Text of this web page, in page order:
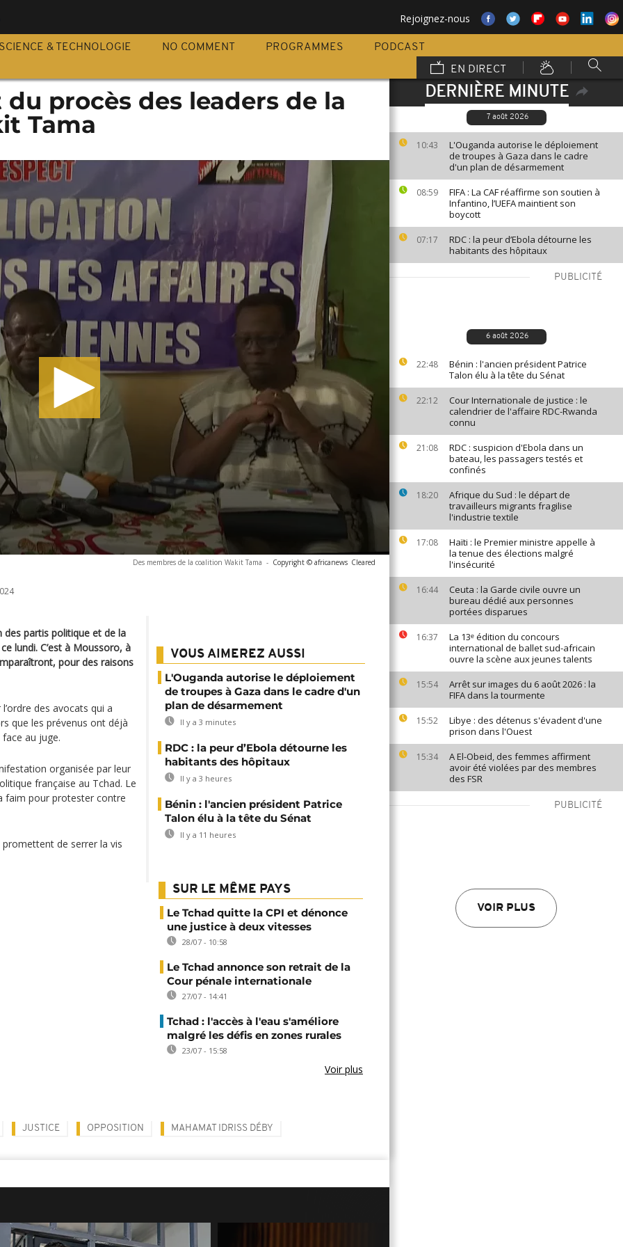
Rejoignez-nous
SCIENCE & TECHNOLOGIE NO COMMENT PROGRAMMES
PODCAST
EN DIRECT
DERNIÈRE MINUTE
7 août 2026
10:43
L'Ouganda autorise le déploiement
de troupes à Gaza dans le cadre
d'un plan de désarmement
08:59
FIFA : La CAF réaffirme son soutien à
Infantino, l’UEFA maintient son
boycott
07:17
RDC : la peur d’Ebola détourne les
habitants des hôpitaux
PUBLICITÉ
6 août 2026
22:48
Bénin : l'ancien président Patrice
Talon élu à la tête du Sénat
22:12
Cour Internationale de justice : le
calendrier de l'affaire RDC-Rwanda
connu
21:08
RDC : suspicion d'Ebola dans un
bateau, les passagers testés et
confinés
18:20
Afrique du Sud : le départ de
travailleurs migrants fragilise
l'industrie textile
17:08
Haïti : le Premier ministre appelle à
la tenue des élections malgré
l'insécurité
16:44
Ceuta : la Garde civile ouvre un
bureau dédié aux personnes
portées disparues
16:37
La 13ᵉ édition du concours
international de ballet sud-africain
ouvre la scène aux jeunes talents
15:54
Arrêt sur images du 6 août 2026 : la
FIFA dans la tourmente
15:52
Libye : des détenus s'évadent d'une
prison dans l'Ouest
15:34
A El-Obeid, des femmes affirment
avoir été violées par des membres
des FSR
PUBLICITÉ
VOIR PLUS
procès des leaders de la
Tama
Des membres de la coalition Wakit Tama - Copyright © africanews Cleared
des partis politique et de la
lundi. C’est à Moussoro, à
pour des raisons
des avocats qui a
que les prévenus ont déjà
au juge.
organisée par leur
française au Tchad. Le
faim pour protester contre
de serrer la vis
VOUS AIMEREZ AUSSI
L'Ouganda autorise le déploiement
de troupes à Gaza dans le cadre d'un
plan de désarmement
Il y a 3 minutes
RDC : la peur d’Ebola détourne les
habitants des hôpitaux
Il y a 3 heures
Bénin : l'ancien président Patrice
Talon élu à la tête du Sénat
Il y a 11 heures
SUR LE MÊME PAYS
Le Tchad quitte la CPI et dénonce
une justice à deux vitesses
28/07 - 10:58
Le Tchad annonce son retrait de la
Cour pénale internationale
27/07 - 14:41
Tchad : l'accès à l'eau s'améliore
malgré les défis en zones rurales
23/07 - 15:58
Voir plus
JUSTICE OPPOSITION MAHAMAT IDRISS DÉBY